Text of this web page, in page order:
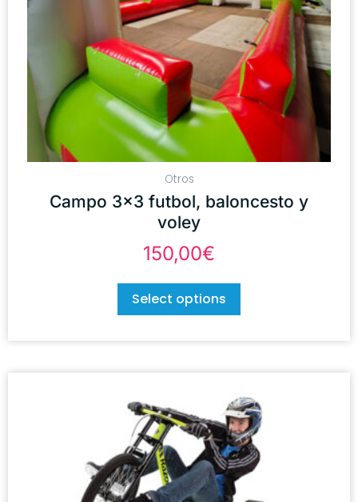
Otros
Campo 3×3 futbol, baloncesto y
voley
150,00€
Select options